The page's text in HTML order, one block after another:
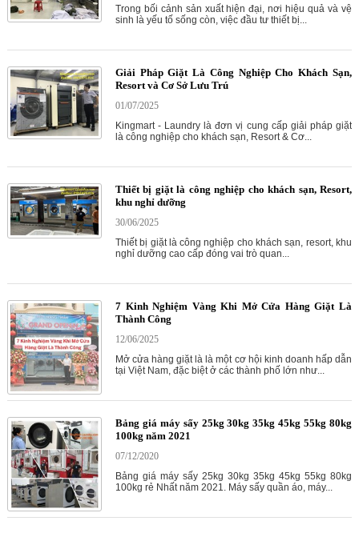
Trong bối cảnh sản xuất hiện đại, nơi hiệu quả và vệ
sinh là yếu tố sống còn, việc đầu tư thiết bị...
Giải Pháp Giặt Là Công Nghiệp Cho Khách Sạn,
Resort và Cơ Sở Lưu Trú
01/07/2025
Kingmart - Laundry là đơn vị cung cấp giải pháp giặt
là công nghiệp cho khách sạn, Resort & Cơ...
Thiết bị giặt là công nghiệp cho khách sạn, Resort,
khu nghỉ dưỡng
30/06/2025
Thiết bị giặt là công nghiệp cho khách sạn, resort, khu
nghỉ dưỡng cao cấp đóng vai trò quan...
7 Kinh Nghiệm Vàng Khi Mở Cửa Hàng Giặt Là
Thành Công
12/06/2025
Mở cửa hàng giặt là là một cơ hội kinh doanh hấp dẫn
tại Việt Nam, đặc biệt ở các thành phố lớn như...
Bảng giá máy sấy 25kg 30kg 35kg 45kg 55kg 80kg
100kg năm 2021
07/12/2020
Bảng giá máy sấy 25kg 30kg 35kg 45kg 55kg 80kg
100kg rẻ Nhất năm 2021. Máy sấy quần áo, máy...